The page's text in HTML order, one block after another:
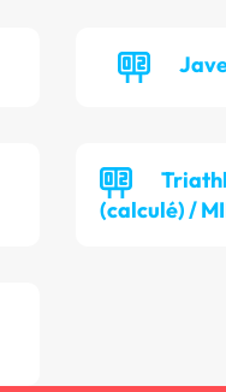
(calculé) /